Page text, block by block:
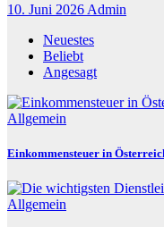
10. Juni 2026 Admin
Neuestes
Beliebt
Angesagt
Allgemein
Einkommensteuer in
Allgemein